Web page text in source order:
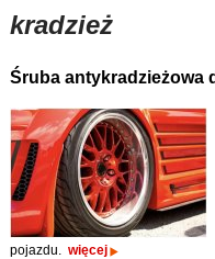
kradzież
Śruba antykradzieżowa
pojazdu. więcej